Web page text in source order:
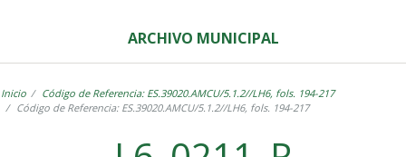
ARCHIVO MUNICIPAL
Inicio
Código de Referencia: ES.39020.AMCU/5.1.2//LH6, fols. 194-217
Código de Referencia: ES.39020.AMCU/5.1.2//LH6, fols. 194-217